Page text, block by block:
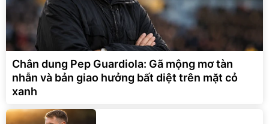
Chân dung Pep Guardiola: Gã mộng mơ tàn
nhẫn và bản giao hưởng bất diệt trên mặt cỏ
xanh